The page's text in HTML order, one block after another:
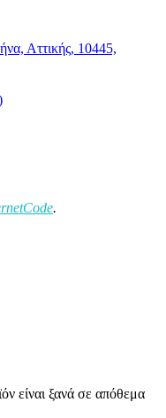
Αττικής, 10445,
.
είναι ξανά σε απόθεμα